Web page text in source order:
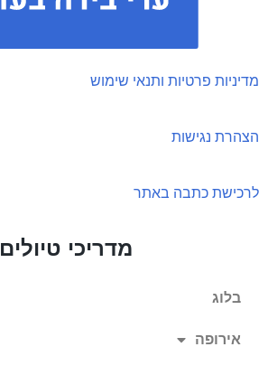
מדיניות פרטיות ותנאי שימוש
הצהרת נגישות
לרכישת כתבה באתר
מדריכי טיולים
בלוג
אירופה